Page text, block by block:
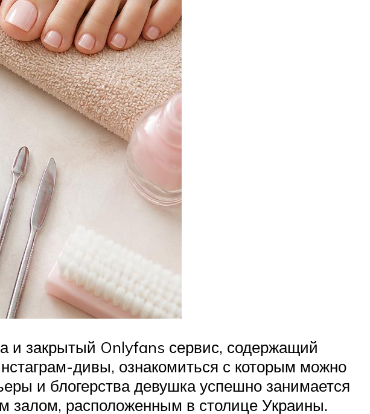
и закрытый Onlyfans сервис, содержащий
дивы, ознакомиться с которым можно
и блогерства девушка успешно занимается
залом, расположенным в столице Украины.